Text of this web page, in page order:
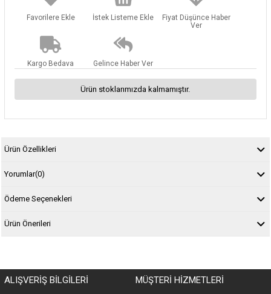
Favorilere Ekle İstek Listeme Ekle
Fiyat Düşünce Haber
Ver
Kargo Bedava Gelince Haber Ver
Ürün stoklarımızda kalmamıştır.
Ürün Özellikleri
Yorumlar(0)
Ödeme Seçenekleri
Ürün Önerileri
ALIŞVERİŞ BİLGİLERİ MÜŞTERİ HİZMETLERİ